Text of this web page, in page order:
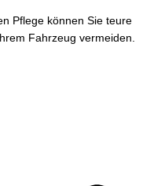
Pflege können Sie teure
Fahrzeug vermeiden.